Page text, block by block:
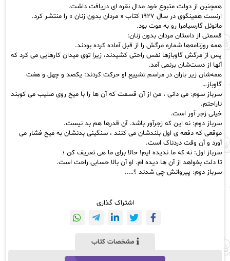
همچنین از دولت متبوع خود مدال نقره ای دریافت داشت.
ارنست همینگوی در سال ۱۹۲۷ کتاب «
مردان بدون زنان» را منتشر کرد.
مانوئل گارسیامرا رو به موت بود.
قسمتی از داستان مردان بدون زنان:
همه روزنامه‌ها شماره مرگش را از قبل آماده کرده بودند.
پس از مرگش گاوبازها نفس راحتی کشیدند، زیرا توی میدان کارهایی می‌ کرد که
آنها از دست‌شان برنمی‌ آمد.
همه‌شان زیر باران در مراسم تشییع او حرکت کردند: یکصد و چهل و هفت
گاوباز…
سرباز سوم: می دانی ، من از آن قسمت که آن ها را با میخ روی صلیب می کوبند
ناراحتم.
خیلی زجر آور است.
سرباز دوم: نه این که زجرآور باشد. آن قدرها هم بد نیست.
موقعی که دفعه ی اول بلندشان می کنند ، سنگینی بدنشان به میخ فشار می
آورد و آن وقت دردناک است.
سرباز اول: نه که ما ندیده ایم! حالا برای ما هی تعریف کن ؛
تا دلت بخواهد از آن ها دیده ام. او آن بالا حسابی راحت است.
سرباز دوم: پیروانشچی شدند ؟…..
اشتراک گذاری
مشخصات کتاب